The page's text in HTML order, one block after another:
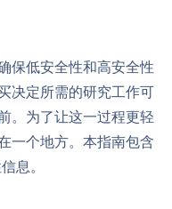
保低安全性和高安全性
决定所需的研究工作可
。为了让这一过程更轻
一个地方。本指南包含
息。